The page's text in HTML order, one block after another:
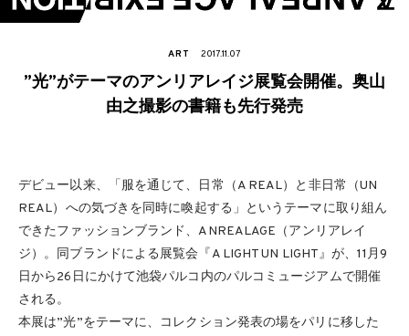
ART 2017.11.07
”光”がテーマのアンリアレイジ展覧会開催。奥山
由之撮影の書籍も先行発売
デビュー以来、「服を通じて、日常（A REAL）と非日常（UN
REAL）への気づきを同時に喚起する」というテーマに取り組ん
できたファッションブランド、ANREALAGE（アンリアレイ
ジ）。同ブランドによる展覧会『A LIGHT UN LIGHT』が、11月9
日から26日にかけて池袋パルコ内のパルコミュージアムで開催
される。
本展は”光”をテーマに、コレクション発表の場をパリに移した